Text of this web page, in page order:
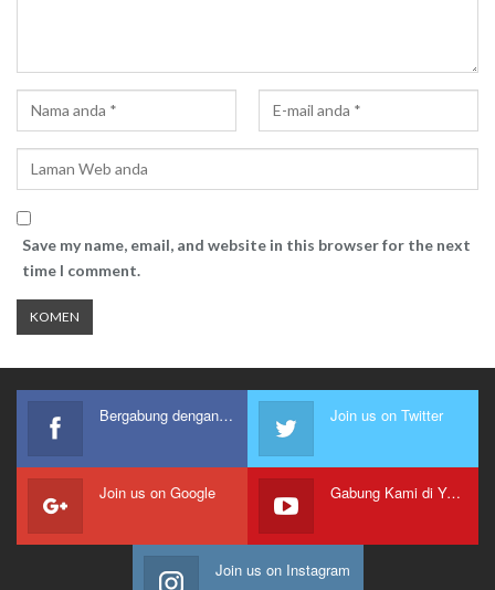
Save my name, email, and website in this browser for the next
time I comment.
Bergabung dengan kami Join us on Twitter
Join us on Google Gabung Kami di Youtube
Join us on Instagram